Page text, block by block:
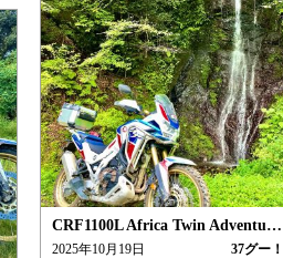
CRF1100L Africa Twin Adventure Sports/ES
2025年10月19日 37グー！